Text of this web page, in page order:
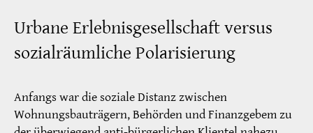
Urbane Erlebnisgesellschaft versus
sozialräumliche Polarisierung
Anfangs war die soziale Distanz zwischen
Wohnungsbauträgern, Behörden und Finanzgebem zu